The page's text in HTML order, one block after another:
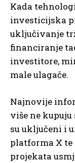
Kada
investicijska
uključivanje
financiranje
investitore,
male ulagače.
Najnovije
više ne
su uključeni i
platforma X
projekata